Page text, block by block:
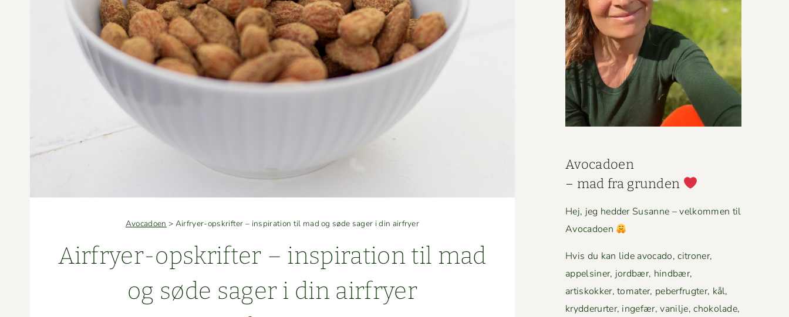
Avocadoen > Airfryer-opskrifter – inspiration til mad og søde sager i din airfryer
Air­fry­er-opskrifter – inspi­ra­tion til mad
og søde sager i din airfryer
Avo­ca­doen
– mad fra grun­den
Hej, jeg hed­der Susanne – velkom­men til
Avocadoen
Hvis du kan lide avo­ca­do, cit­roner,
appelsin­er, jord­bær, hind­bær,
artiskokker, tomater, peber­frugter, kål,
kry­d­derurter, inge­fær, vanil­je, choko­lade,